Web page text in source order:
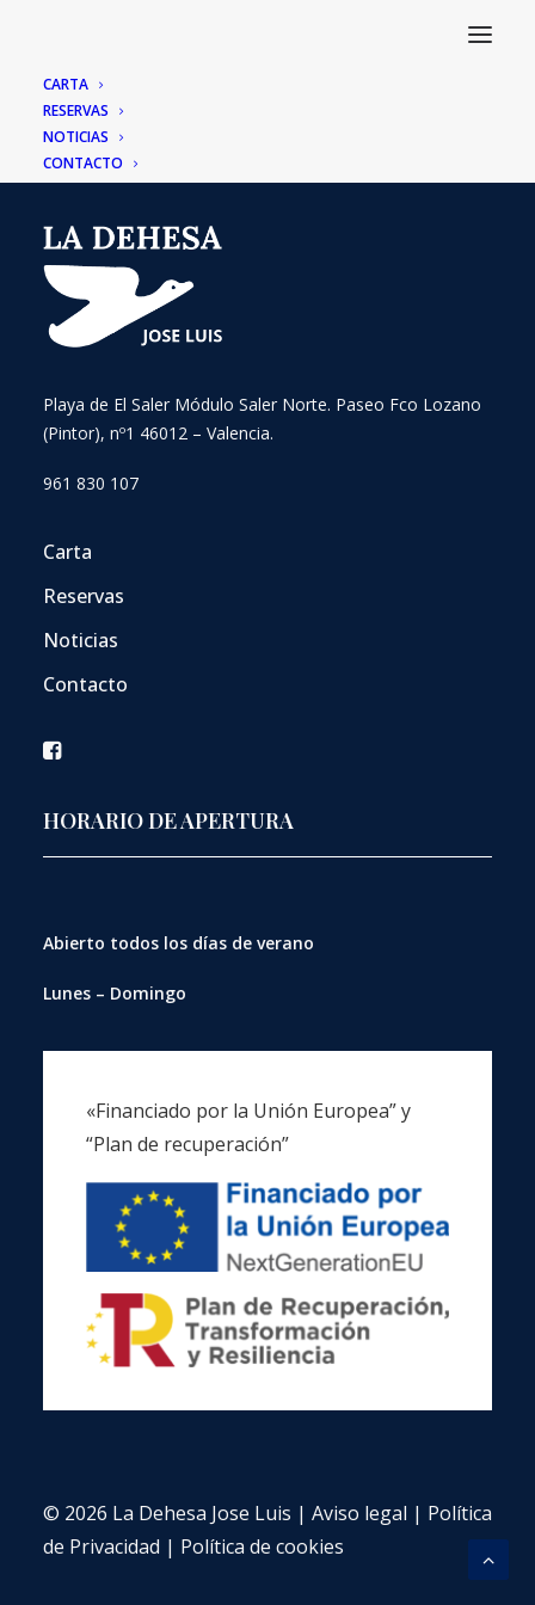
CARTA
RESERVAS
NOTICIAS
CONTACTO
Playa de El Saler Módulo Saler Norte. Paseo Fco Lozano
(Pintor), nº1 46012 – Valencia.
961 830 107
Carta
Reservas
Noticias
Contacto
HORARIO DE APERTURA
Abierto todos los días de verano
Lunes – Domingo
«Financiado por la Unión Europea” y
“Plan de recuperación”
© 2026 La Dehesa Jose Luis | Aviso legal | Política
de Privacidad | Política de cookies